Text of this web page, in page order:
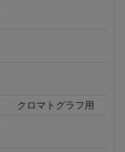
クロマトグラフ用